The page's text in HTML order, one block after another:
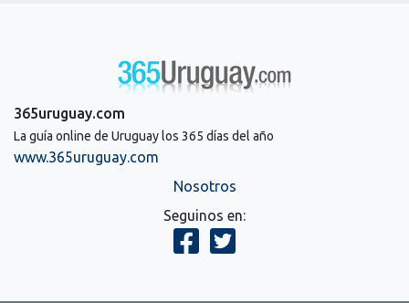
365uruguay.com
La guía online de Uruguay los 365 días del año
www.365uruguay.com
Nosotros
Seguinos en: